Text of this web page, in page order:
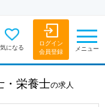
気になる
ログイン
会員登録
メニュー
・栄養士の求人